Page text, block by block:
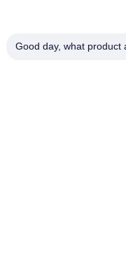
주소
Good day, what product